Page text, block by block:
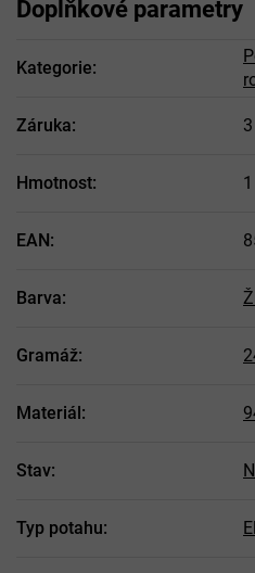
Doplňkové parametry
Kategorie:
Záruka:
Hmotnost:
EAN:
Barva:
Gramáž:
Materiál:
Stav:
Typ potahu: